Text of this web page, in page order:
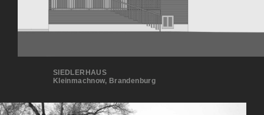
SIEDLERHAUS
Kleinmachnow, Brandenburg